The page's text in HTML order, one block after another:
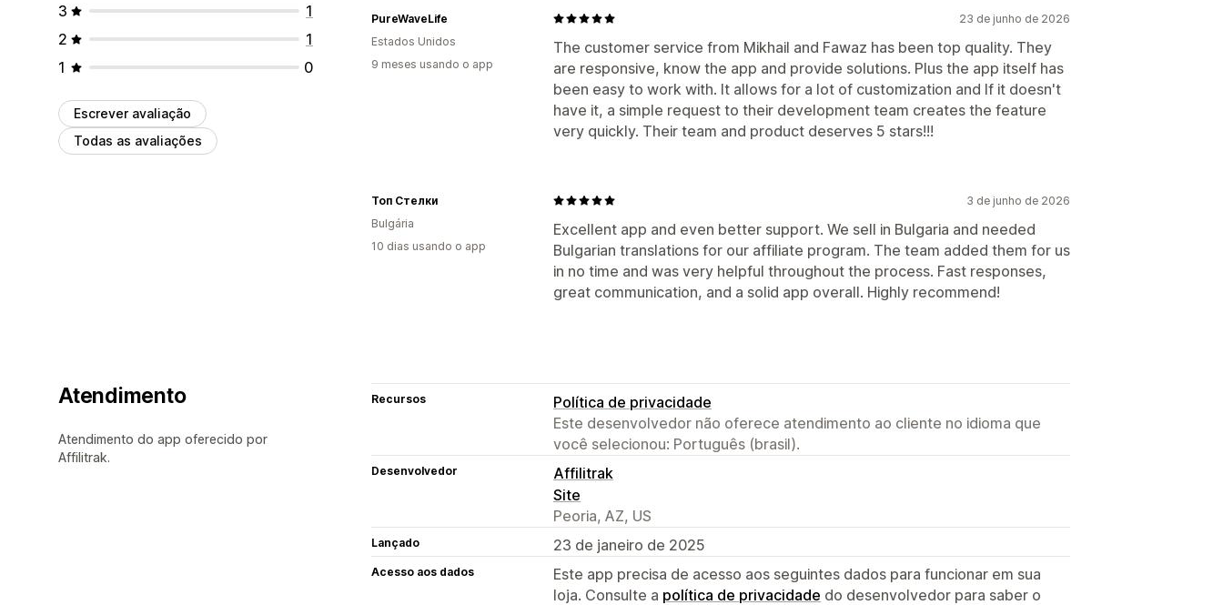
Descontos e links personalizados
Formulários personalizados
Branding personalizado
Pagamentos
Pagamentos automáticos
Pagamentos em massa PayPal
Pagamentos agendados
3
1
2
1
1
0
Escrever avaliação
Todas as avaliações
23 de junho de 2026
The customer service from Mikhail and Fawaz has been top quality. They
are responsive, know the app and provide solutions. Plus the app itself has
been easy to work with. It allows for a lot of customization and If it doesn't
have it, a simple request to their development team creates the feature
very quickly. Their team and product deserves 5 stars!!!
PureWaveLife
Estados Unidos
9 meses usando o app
3 de junho de 2026
Excellent app and even better support. We sell in Bulgaria and needed
Bulgarian translations for our affiliate program. The team added them for us
in no time and was very helpful throughout the process. Fast responses,
great communication, and a solid app overall. Highly recommend!
Топ Стелки
Bulgária
10 dias usando o app
Atendimento
Atendimento do app oferecido por
Affilitrak.
Recursos
Política de privacidade
Este desenvolvedor não oferece atendimento ao cliente no idioma que
você selecionou: Português (brasil).
Desenvolvedor
Affilitrak
Site
Peoria, AZ, US
Lançado 23 de janeiro de 2025
Acesso aos dados
Este app precisa de acesso aos seguintes dados para funcionar em sua
loja. Consulte a política de privacidade do desenvolvedor para saber o